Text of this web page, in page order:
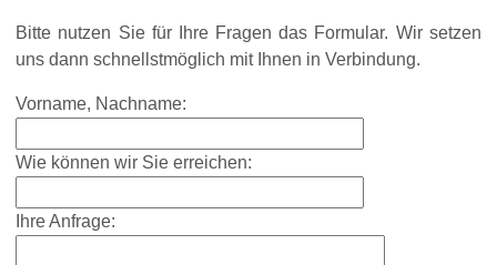
Bitte nutzen Sie für Ihre Fragen das Formular. Wir setzen
uns dann schnellstmöglich mit Ihnen in Verbindung.
Vorname, Nachname:
Wie können wir Sie erreichen:
Ihre Anfrage: